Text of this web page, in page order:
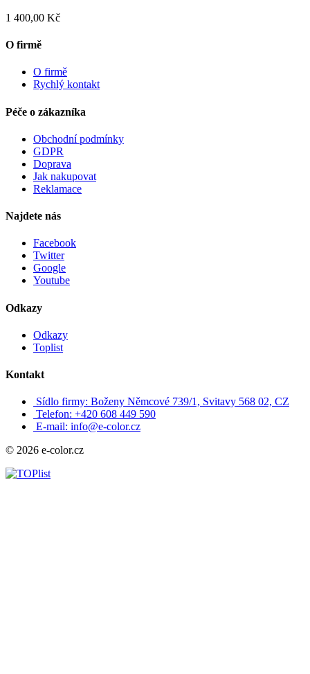
1 400,00 Kč
O firmě
O firmě
Rychlý kontakt
Péče o zákazníka
Obchodní podmínky
GDPR
Doprava
Jak nakupovat
Reklamace
Najdete nás
Facebook
Twitter
Google
Youtube
Odkazy
Odkazy
Toplist
Kontakt
Sídlo firmy: Boženy Němcové 739/1, Svitavy 568 02, CZ
Telefon: +420 608 449 590
E-mail: info@e-color.cz
© 2026 e-color.cz